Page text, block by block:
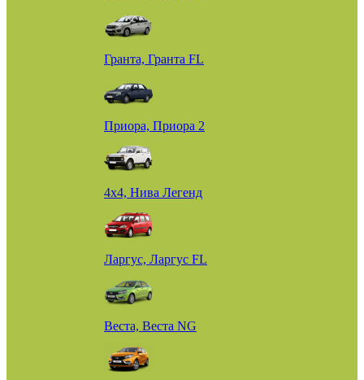
Гранта, Гранта FL
Приора, Приора 2
4х4, Нива Легенд
Ларгус, Ларгус FL
Веста, Веста NG